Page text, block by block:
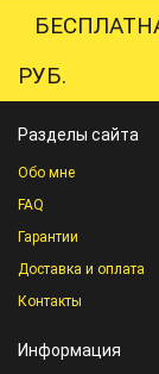
РУБ.
Разделы сайта
Обо мне
FAQ
Гарантии
Доставка и оплата
Контакты
Информация